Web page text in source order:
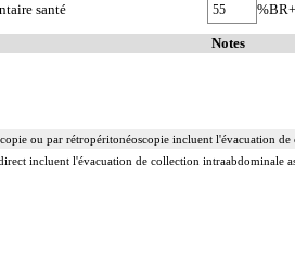
santé
%BR+
Notes
ou par rétropéritonéoscopie incluent l'évacuation
incluent l'évacuation de collection intraabdominale